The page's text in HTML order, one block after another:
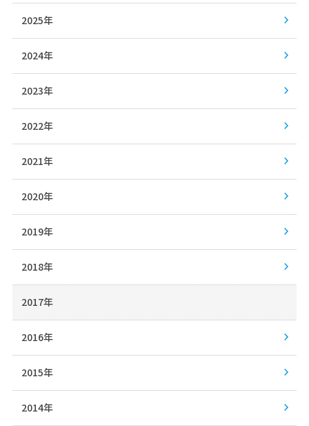
2025年
2024年
2023年
2022年
2021年
2020年
2019年
2018年
2017年
2016年
2015年
2014年